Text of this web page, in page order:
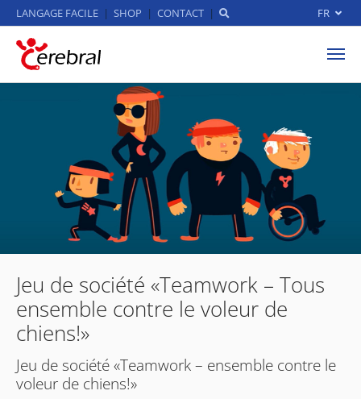
Aller au contenu principal
LANGAGE FACILE SHOP CONTACT FR
Jeu de société «Teamwork – Tous
ensemble contre le voleur de
chiens!»
Jeu de société «Teamwork – ensemble contre le
voleur de chiens!»